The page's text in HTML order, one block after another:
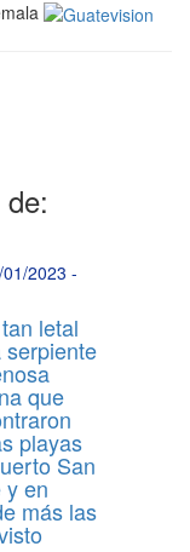
2023 -
letal
serpiente
que
playas
San
y en
más las